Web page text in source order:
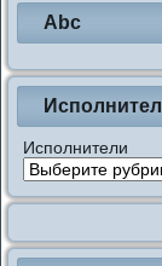
Abc
Исполнители